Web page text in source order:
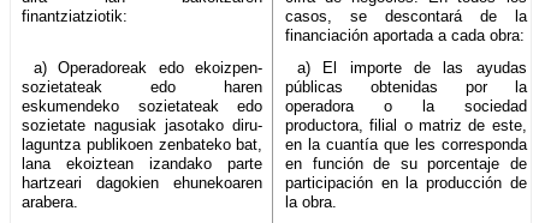
finantziatziotik:
casos, se descontará de la
financiación aportada a cada obra:
a) Operadoreak edo ekoizpen-
sozietateak edo haren
eskumendeko sozietateak edo
sozietate nagusiak jasotako diru-
laguntza publikoen zenbateko bat,
lana ekoiztean izandako parte
hartzeari dagokien ehunekoaren
arabera.
a) El importe de las ayudas
públicas obtenidas por la
operadora o la sociedad
productora, filial o matriz de este,
en la cuantía que les corresponda
en función de su porcentaje de
participación en la producción de
la obra.